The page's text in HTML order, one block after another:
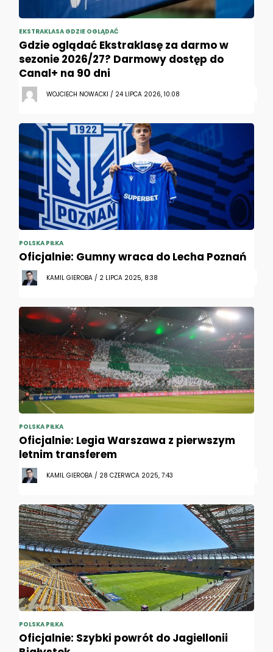
EKSTRAKLASA GDZIE OGLĄDAĆ
Gdzie oglądać Ekstraklasę za darmo w
sezonie 2026/27? Darmowy dostęp do
Canal+ na 90 dni
WOJCIECH NOWACKI / 24 LIPCA 2026, 10:08
POLSKA PIŁKA
Oficjalnie: Gumny wraca do Lecha Poznań
KAMIL GIEROBA / 2 LIPCA 2025, 8:38
POLSKA PIŁKA
Oficjalnie: Legia Warszawa z pierwszym
letnim transferem
KAMIL GIEROBA / 28 CZERWCA 2025, 7:43
POLSKA PIŁKA
Oficjalnie: Szybki powrót do Jagiellonii